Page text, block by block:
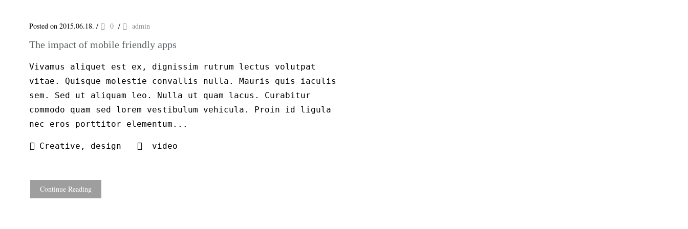
Posted on 2015.06.18. / 0 / admin
The impact of mobile friendly apps
Vivamus aliquet est ex, dignissim rutrum lectus volutpat
vitae. Quisque molestie convallis nulla. Mauris quis iaculis
sem. Sed ut aliquam leo. Nulla ut quam lacus. Curabitur
commodo quam sed lorem vestibulum vehicula. Proin id ligula
nec eros porttitor elementum...
Creative , design video
Continue Reading